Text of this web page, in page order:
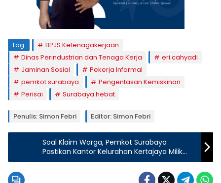
Tag:
BPJS Ketenagakerjaan
Dinas Perindustrian dan Tenaga Kerja
eri cahyadi
Jaminan Sosial
Pekerja Informal
pemkot surabaya
Pengentasan Kemiskinan
Perisai
Surabaya hebat
Penulis: Simon Febri Editor: Simon Febri
Soal Klaim Warga, Pemkot Surabaya
Pastikan Kantor Kelurahan Kertajaya Milik
Pemerintah